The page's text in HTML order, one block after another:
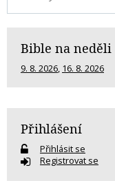
Bible na neděli
9. 8. 2026, 16. 8. 2026
Přihlášení
Přihlásit se
Registrovat se